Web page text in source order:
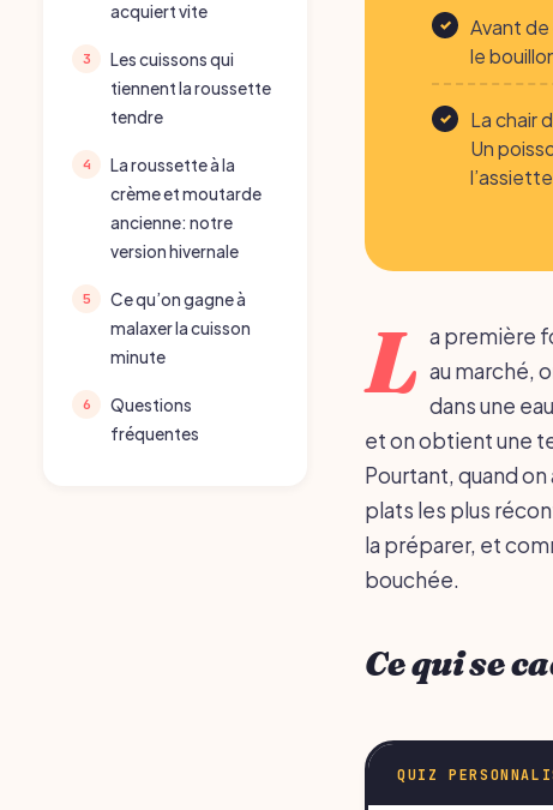
acquiert vite
Les cuissons qui
tiennent la roussette
tendre
La roussette à la
crème et moutarde
ancienne: notre
version hivernale
Ce qu’on gagne à
malaxer la cuisson
minute
Questions
fréquentes
Avant de
le
La chair
Un
L a première
au marché,
dans une
et on obtient une
Pourtant, quand
plats les plus
la préparer, et
bouchée.
Ce qui se
QUIZ